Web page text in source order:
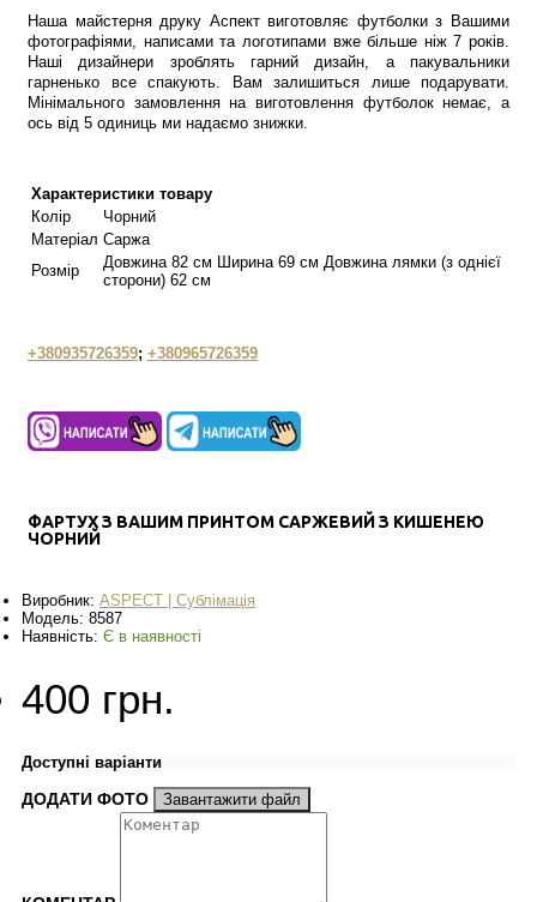
Наша майстерня друку Аспект виготовляє футболки з Вашими
фотографіями, написами та логотипами вже більше ніж 7 років.
Наші дизайнери зроблять гарний дизайн, а пакувальники
гарненько все спакують. Вам залишиться лише подарувати.
Мінімального замовлення на виготовлення футболок немає, а
ось від 5 одиниць ми надаємо знижки.
Характеристики товару
Колір
Чорний
Матеріал Саржа
Розмір
Довжина 82 см Ширина 69 см Довжина лямки (з однієї
сторони) 62 см
+380935726359; +380965726359
ФАРТУХ З ВАШИМ ПРИНТОМ САРЖЕВИЙ З КИШЕНЕЮ
ЧОРНИЙ
Виробник: ASPECT | Сублімація
Модель: 8587
Наявність: Є в наявності
400 грн.
Доступні варіанти
ДОДАТИ ФОТО Завантажити файл